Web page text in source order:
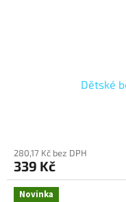
Dětské
280,17 Kč bez DPH
339 Kč
Novinka